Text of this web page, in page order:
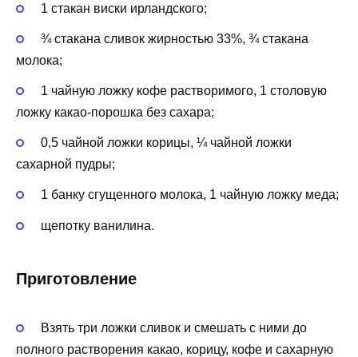
1 стакан виски ирландского;
¾ стакана сливок жирностью 33%, ¾ стакана
молока;
1 чайную ложку кофе растворимого, 1 столовую
ложку какао-порошка без сахара;
0,5 чайной ложки корицы, ¼ чайной ложки
сахарной пудры;
1 банку сгущенного молока, 1 чайную ложку меда;
щепотку ванилина.
Приготовление
Взять три ложки сливок и смешать с ними до
полного растворения какао, корицу, кофе и сахарную